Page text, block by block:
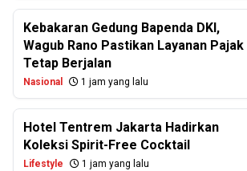
Kebakaran Gedung Bapenda DKI,
Wagub Rano Pastikan Layanan Pajak
Tetap Berjalan
Nasional 1 jam yang lalu
Hotel Tentrem Jakarta Hadirkan
Koleksi Spirit-Free Cocktail
Lifestyle 1 jam yang lalu